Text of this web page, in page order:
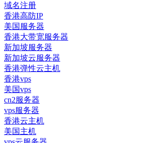
域名注册
香港高防IP
美国服务器
香港大带宽服务器
新加坡服务器
新加坡云服务器
香港弹性云主机
香港vps
美国vps
cn2服务器
vps服务器
香港云主机
美国主机